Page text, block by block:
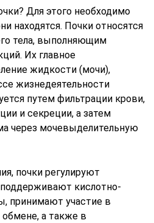
Для этого необходимо
находятся. Почки относятся
тела, выполняющим
Их главное
жидкости (мочи),
жизнедеятельности
путем фильтрации крови,
и секреции, а затем
через мочевыделительную
почки регулируют
кислотно-
принимают участие в
а также в